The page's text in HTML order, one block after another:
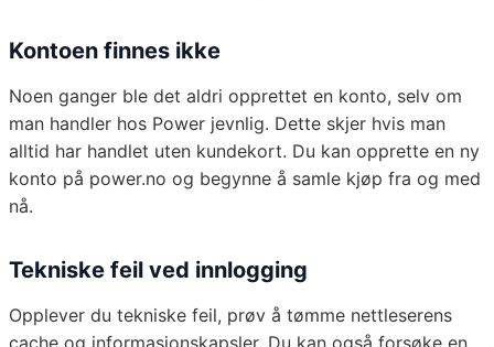
Kontoen finnes ikke
Noen ganger ble det aldri opprettet en konto, selv om
man handler hos Power jevnlig. Dette skjer hvis man
alltid har handlet uten kundekort. Du kan opprette en ny
konto på power.no og begynne å samle kjøp fra og med
nå.
Tekniske feil ved innlogging
Opplever du tekniske feil, prøv å tømme nettleserens